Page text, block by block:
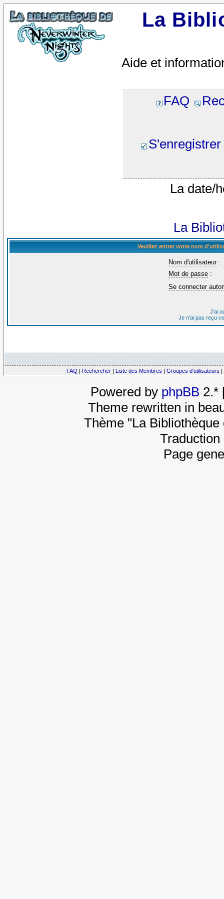
La
Aide et
FAQ
S'enregistrer
La date/
La
Veuillez entrer votre nom
Nom d'utilisateur:
Mot de passe :
Se connecter
J'ai
Je n'ai pas reçu
FAQ | Rechercher | Liste des Membres | Groupes d'utilisateurs |
Powered by phpBB 2.*
Theme rewritten in
Thème "La
Page